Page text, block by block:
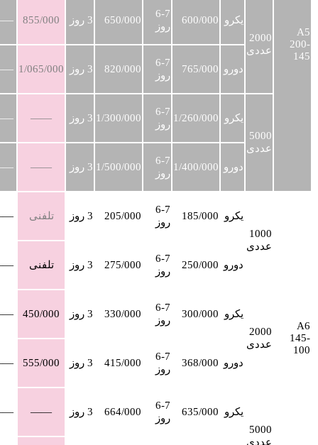
A5
200-
145
2000
عددی
یکرو 600/000
6-7
روز
650/000 3 روز 855/000
دورو 765/000
6-7
روز
820/000 3 روز 1/065/000
5000
عددی
یکرو 1/260/000
6-7
روز
1/300/000 3 روز ——
دورو 1/400/000
6-7
روز
1/500/000 3 روز ——
A6
145-
100
1000
عددی
یکرو 185/000
6-7
روز
205/000 3 روز تلفنی
دورو 250/000
6-7
روز
275/000 3 روز تلفنی
2000
عددی
یکرو 300/000
6-7
روز
330/000 3 روز 450/000
دورو 368/000
6-7
روز
415/000 3 روز 555/000
5000
عددی
یکرو 635/000
6-7
روز
664/000 3 روز ——